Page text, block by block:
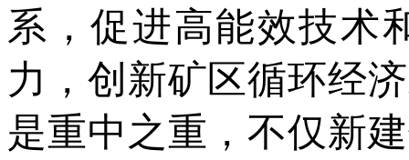
系，促进高能效技术
力，创新矿区循环经
是重中之重，不仅新